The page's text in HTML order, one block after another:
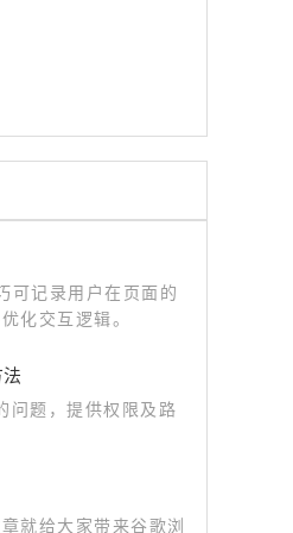
记录用户在页面的
化交互逻辑。
题，提供权限及路
就给大家带来谷歌浏